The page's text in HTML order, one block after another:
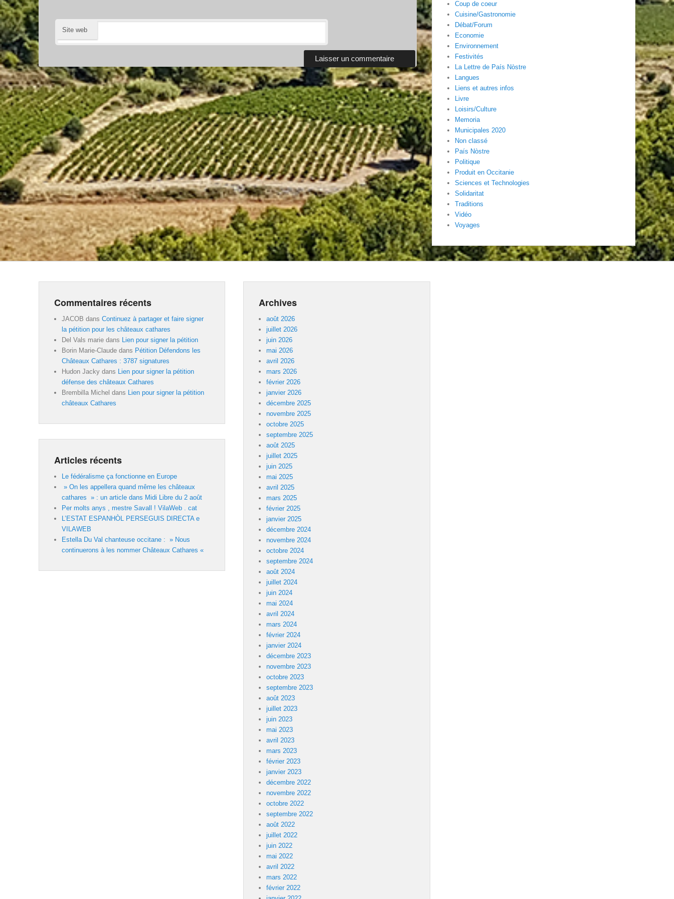
Site web
Coup de coeur
Cuisine/Gastronomie
Débat/Forum
Economie
Environnement
Festivités
La Lettre de País Nòstre
Langues
Liens et autres infos
Livre
Loisirs/Culture
Memoria
Municipales 2020
Non classé
País Nòstre
Politique
Produit en Occitanie
Sciences et Technologies
Solidaritat
Traditions
Vidéo
Voyages
Commentaires récents
JACOB dans Continuez à partager et faire signer
la pétition pour les châteaux cathares
Del Vals marie dans
Lien pour signer la pétition
Borin Marie-Claude dans Pétition Défendons les
Châteaux Cathares : 3787 signatures
Hudon Jacky dans
Lien pour signer la pétition
défense des châteaux Cathares
Brembilla Michel dans
Lien pour signer la pétition
châteaux Cathares
Articles récents
Le fédéralisme ça fonctionne en Europe
» On les appellera quand même les châteaux
cathares » : un article dans Midi Libre du 2 août
Per molts anys , mestre Savall ! VilaWeb . cat
L’ESTAT ESPANHÒL PERSEGUIS DIRECTA e
VILAWEB
Estella Du Val chanteuse occitane : » Nous
continuerons à les nommer Châteaux Cathares «
Archives
août 2026
juillet 2026
juin 2026
mai 2026
avril 2026
mars 2026
février 2026
janvier 2026
décembre 2025
novembre 2025
octobre 2025
septembre 2025
août 2025
juillet 2025
juin 2025
mai 2025
avril 2025
mars 2025
février 2025
janvier 2025
décembre 2024
novembre 2024
octobre 2024
septembre 2024
août 2024
juillet 2024
juin 2024
mai 2024
avril 2024
mars 2024
février 2024
janvier 2024
décembre 2023
novembre 2023
octobre 2023
septembre 2023
août 2023
juillet 2023
juin 2023
mai 2023
avril 2023
mars 2023
février 2023
janvier 2023
décembre 2022
novembre 2022
octobre 2022
septembre 2022
août 2022
juillet 2022
juin 2022
mai 2022
avril 2022
mars 2022
février 2022